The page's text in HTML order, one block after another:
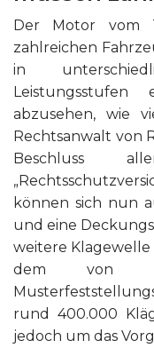
Der Motor vom
zahlreichen
in
abzusehen, wie
Rechtsanwalt von
Beschluss
können sich nun
und eine
weitere Klagewelle
dem von
rund 400.000
jedoch um das